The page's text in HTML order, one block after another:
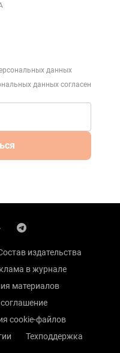
данных
данных согласен
издательства
в журнале
материалов
cookie-файлов
Техподдержка